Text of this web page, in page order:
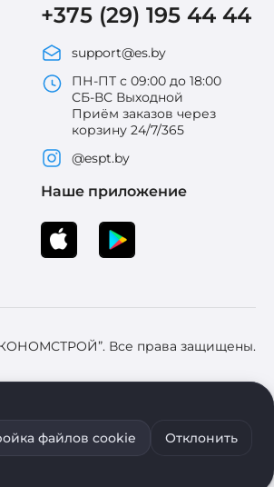
+375 (29) 195 44 44
support@es.by
ПН-ПТ с 09:00 до 18:00
СБ-ВС Выходной
Приём заказов через
корзину 24/7/365
@espt.by
Наше приложение
Все права защищены.
областной исполнительный комитет 31
соответствующими настройками
файлов cookie Отклонить